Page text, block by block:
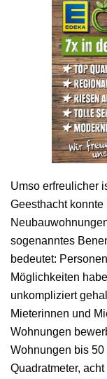
Umso erfreulicher
Geesthacht konnte
sogenanntes
bedeutet:
Möglichkeiten
unkompliziert
Mieterinnen und
Wohnungen
Wohnungen bis
Quadratmeter,